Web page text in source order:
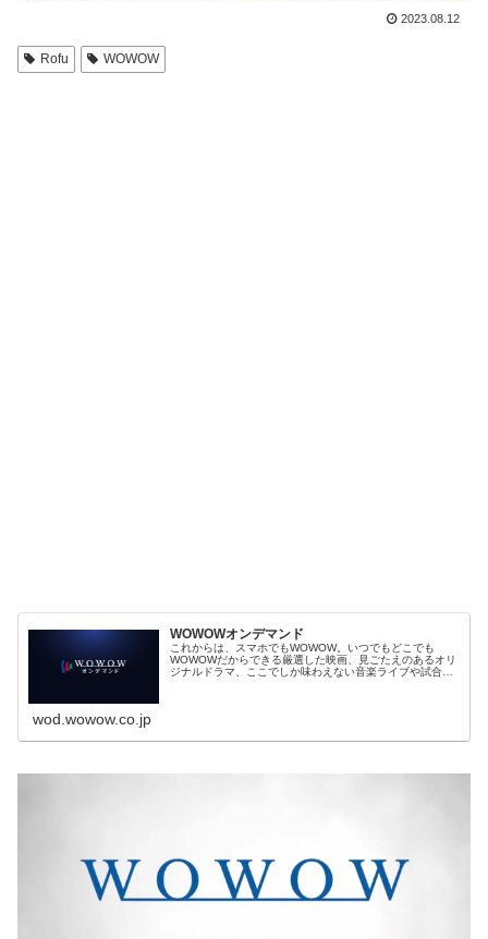
2023.08.12
Rofu WOWOW
WOWOWオンデマンド
これからは、スマホでもWOWOW。いつでもどこでも
WOWOWだからできる厳選した映画、見ごたえのあるオリ
ジナルドラマ、ここでしか味わえない音楽ライブや試合中
wod.wowow.co.jp